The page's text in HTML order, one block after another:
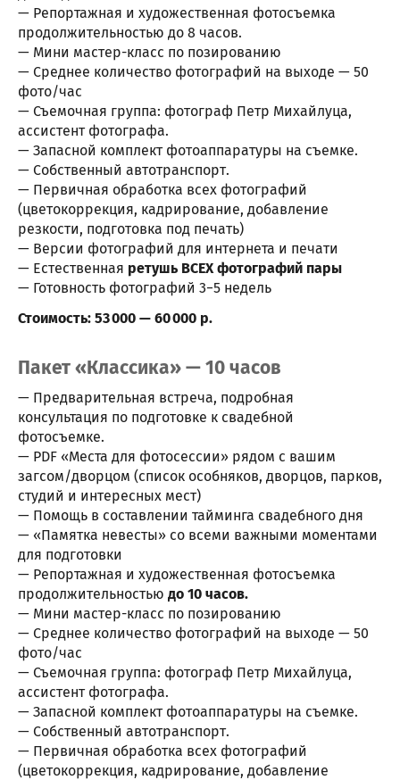
— Репортажная и художественная фотосъемка
продолжительностью до 8 часов.
— Мини мастер-класс по позированию
— Среднее количество фотографий на выходе — 50
фото/час
— Съемочная группа: фотограф Петр Михайлуца,
ассистент фотографа.
— Запасной комплект фотоаппаратуры на съемке.
— Собственный автотранспорт.
— Первичная обработка всех фотографий
(цветокоррекция, кадрирование, добавление
резкости, подготовка под печать)
— Версии фотографий для интернета и печати
— Естественная ретушь ВСЕХ фотографий пары
— Готовность фотографий 3−5 недель
Стоимость: 53 000 — 60 000 р.
Пакет «Классика» — 10 часов
— Предварительная встреча, подробная
консультация по подготовке к свадебной
фотосъемке.
— PDF «Места для фотосессии» рядом с вашим
загсом/дворцом (список особняков, дворцов, парков,
студий и интересных мест)
— Помощь в составлении тайминга свадебного дня
— «Памятка невесты» со всеми важными моментами
для подготовки
— Репортажная и художественная фотосъемка
продолжительностью до 10 часов.
— Мини мастер-класс по позированию
— Среднее количество фотографий на выходе — 50
фото/час
— Съемочная группа: фотограф Петр Михайлуца,
ассистент фотографа.
— Запасной комплект фотоаппаратуры на съемке.
— Собственный автотранспорт.
— Первичная обработка всех фотографий
(цветокоррекция, кадрирование, добавление